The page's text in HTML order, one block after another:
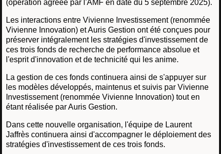
(opération agréée par l'AMF en date du 5 septembre 2025).
Les interactions entre Vivienne Investissement (renommée
Vivienne Innovation) et Auris Gestion ont été conçues pour
préserver intégralement les stratégies d'investissement de
ces trois fonds de recherche de performance absolue et
l'esprit d'innovation et de technicité qui les anime.
La gestion de ces fonds continuera ainsi de s'appuyer sur
les modèles développés, maintenus et suivis par Vivienne
Investissement (renommée Vivienne Innovation) tout en
étant réalisée par Auris Gestion.
Dans cette nouvelle organisation, l'équipe de Laurent
Jaffrès continuera ainsi d'accompagner le déploiement des
stratégies d'investissement de ces trois fonds.